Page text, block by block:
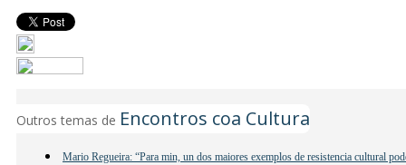
Outros temas de Encontros coa Cultura
Mario Regueira: “Para min, un dos maiores exemplos de resistencia cultural